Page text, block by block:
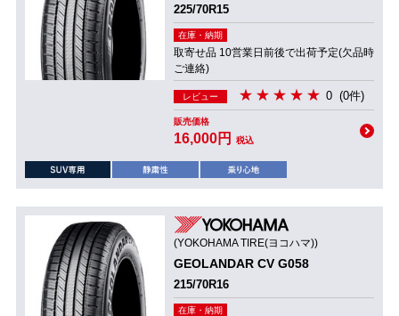
225/70R15
在庫・納期
取寄せ品 10営業日前後で出荷予定(欠品時
ご連絡)
レビュー 0 (0件)
販売価格
16,000円 税込
(YOKOHAMA TIRE(ヨコハマ))
GEOLANDAR CV G058
215/70R16
在庫・納期